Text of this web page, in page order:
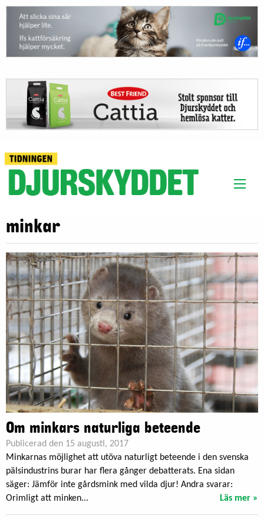
minkar
Om minkars naturliga beteende
Publicerad den 15 augusti, 2017
Minkarnas möjlighet att utöva naturligt beteende i den svenska
pälsindustrins burar har flera gånger debatterats. Ena sidan
säger: Jämför inte gårdsmink med vilda djur! Andra svarar:
Orimligt att minken...
Läs mer »